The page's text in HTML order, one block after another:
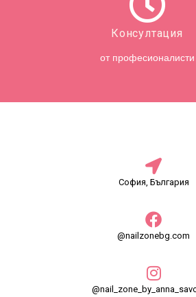
Консултация
от професионалисти
София, България
@nailzonebg.com